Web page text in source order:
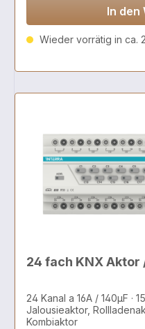
In den
Wieder vorrätig in ca.
24 fach KNX Aktor
24 Kanal a 16A / 140µF ·
Jalousieaktor,
Kombiaktor